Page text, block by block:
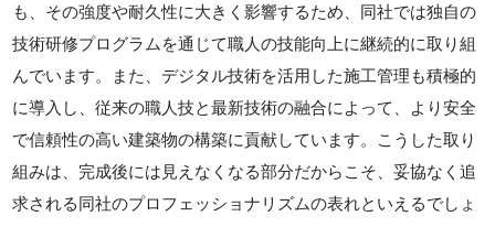
も、その強度や耐久性に大きく影響するため、同社では独自の
技術研修プログラムを通じて職人の技能向上に継続的に取り組
んでいます。また、デジタル技術を活用した施工管理も積極的
に導入し、従来の職人技と最新技術の融合によって、より安全
で信頼性の高い建築物の構築に貢献しています。こうした取り
組みは、完成後には見えなくなる部分だからこそ、妥協なく追
求される同社のプロフェッショナリズムの表れといえるでしょ